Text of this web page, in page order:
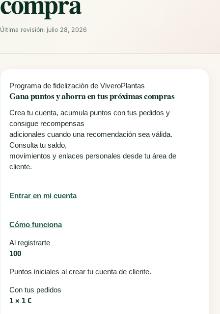
Última revisión: julio 28, 2026
Programa de fidelización de ViveroPlantas
Gana puntos yahorra en tus próximas compras
Crea tu cuenta, acumula puntos con tus pedidos y
consigue recompensas
adicionales cuando una recomendación sea válida.
Consulta tu saldo,
movimientos y enlaces personales desde tu área de
cliente.
Entrar en mi cuenta
Cómo funciona
Al registrarte
100
Puntos iniciales al crear tu cuenta de cliente.
Con tus pedidos
1 × 1 €